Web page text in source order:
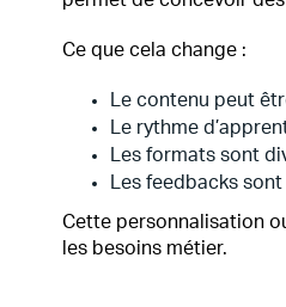
Ce que cela change :
Le contenu peut
Le rythme
Les formats sont
Les feedbacks
Cette personnalisation
les besoins métier.